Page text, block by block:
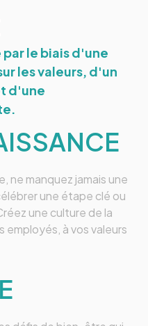
le biais d'une
les valeurs, d'un
d'une
ne manquez jamais une
une étape clé ou
une culture de la
à vos valeurs